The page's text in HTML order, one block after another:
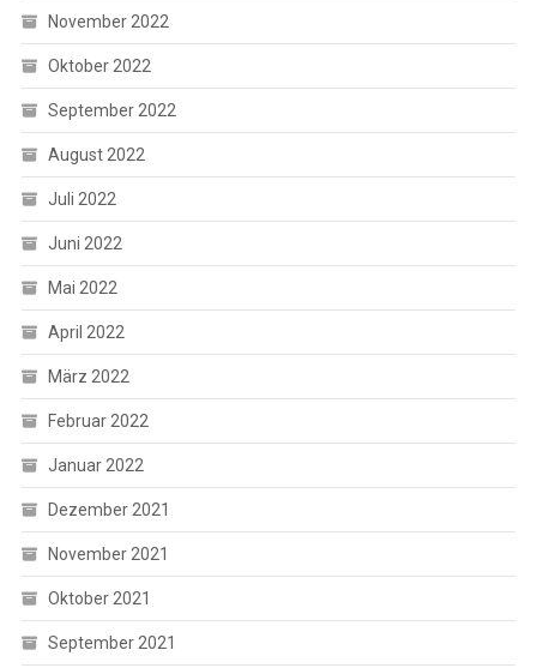
November 2022
Oktober 2022
September 2022
August 2022
Juli 2022
Juni 2022
Mai 2022
April 2022
März 2022
Februar 2022
Januar 2022
Dezember 2021
November 2021
Oktober 2021
September 2021